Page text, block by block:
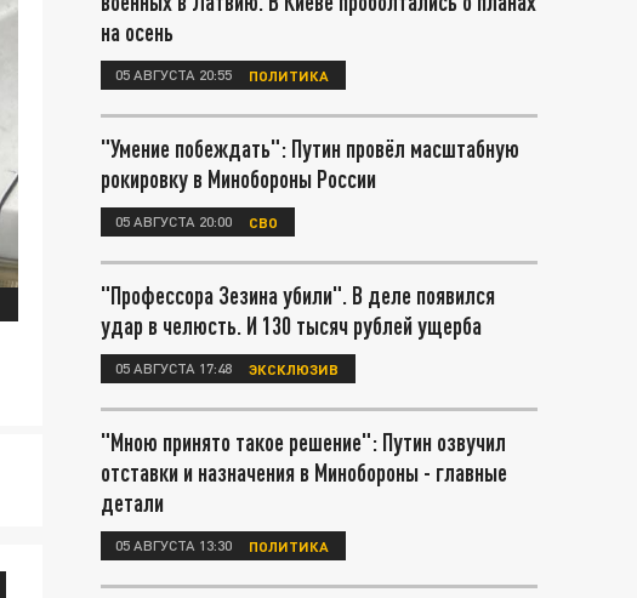
на осень
05 АВГУСТА 20:55 ПОЛИТИКА
"Умение побеждать": Путин провёл масштабную
рокировку в Минобороны России
05 АВГУСТА 20:00 СВО
"Профессора Зезина убили". В деле появился
удар в челюсть. И 130 тысяч рублей ущерба
05 АВГУСТА 17:48 ЭКСКЛЮЗИВ
"Мною принято такое решение": Путин озвучил
отставки и назначения в Минобороны - главные
детали
05 АВГУСТА 13:30 ПОЛИТИКА